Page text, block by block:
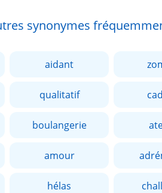
synonymes
aidant
qualitatif
boulangerie
amour
hélas